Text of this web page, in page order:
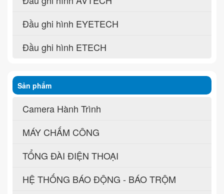
Đầu ghi hình EYETECH
Đầu ghi hình ETECH
Sản phẩm
Camera Hành Trình
MÁY CHẤM CÔNG
TỔNG ĐÀI ĐIỆN THOẠI
HỆ THỐNG BÁO ĐỘNG - BÁO TRỘM